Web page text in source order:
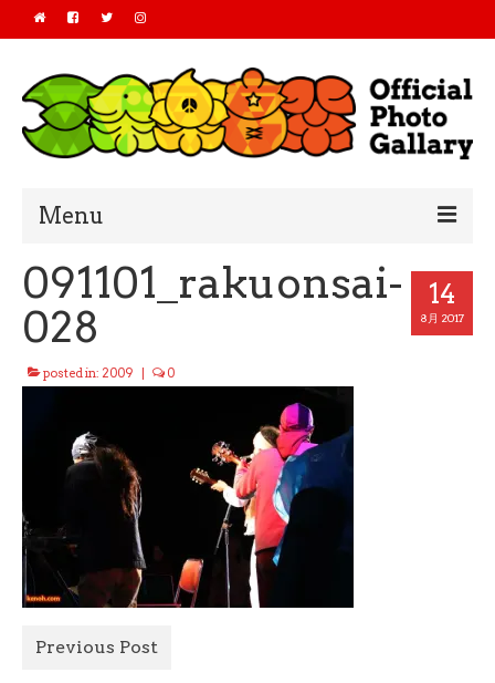
Menu
Home
2019
2018
2016
All Photo
Official Site
14
8月 2017
091101_rakuonsai-
028
posted in: 2009 0
Previous Post